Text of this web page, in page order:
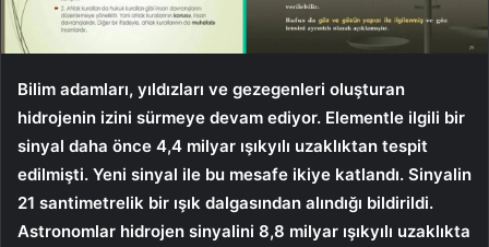
Bilim adamları, yıldızları ve gezegenleri oluşturan
hidrojenin izini sürmeye devam ediyor. Elementle ilgili bir
sinyal daha önce 4,4 milyar ışıkyılı uzaklıktan tespit
edilmişti. Yeni sinyal ile bu mesafe ikiye katlandı. Sinyalin
21 santimetrelik bir ışık dalgasından alındığı bildirildi.
Astronomlar hidrojen sinyalini 8,8 milyar ışıkyılı uzaklıkta